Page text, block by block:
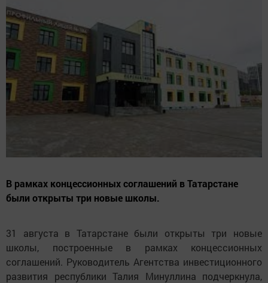
В рамках концессионных соглашений в Татарстане
были открыты три новые школы.
31 августа в Татарстане были открыты три новые
школы, построенные в рамках концессионных
соглашений. Руководитель Агентства инвестиционного
развития республики Талия Минуллина подчеркнула,